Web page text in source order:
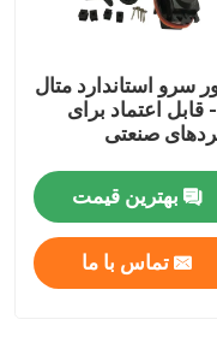
سرو استاندارد متال
قابل اعتماد برای
صنعتی
بهترین قیمت
تماس با ما